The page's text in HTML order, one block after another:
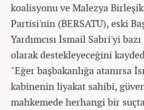
koalisyonu ve Malezya
Partisi'nin (BERSATU), eski
Yardımcısı İsmail Sabri'yi
olarak destekleyeceğini
"Eğer başbakanlığa atanırsa
kabinenin liyakat sahibi,
mahkemede herhangi bir